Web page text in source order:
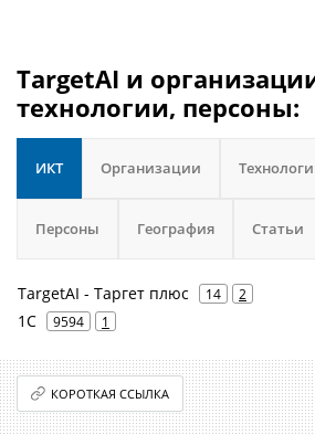
TargetAI и
технологии, персоны:
ИКТ Организации
Персоны География Статьи
TargetAI - Таргет плюс 14 2
1С 9594 1
КОРОТКАЯ ССЫЛКА